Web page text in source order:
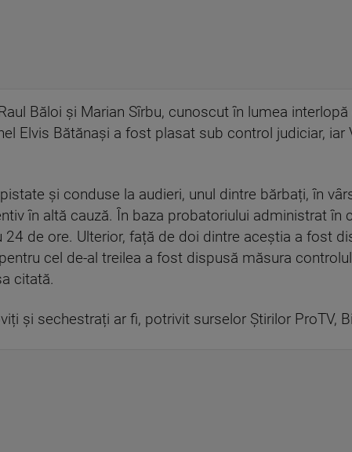
Băloi şi Marian Sîrbu, cunoscut în lumea
Elvis Bătănaşi a fost plasat sub control judiciar,
și conduse la audieri, unul dintre bărbați, în
în altă cauză. În baza probatoriului administrat în
de ore. Ulterior, față de doi dintre aceștia a fost
cel de-al treilea a fost dispusă măsura
citată.
și sechestrați ar fi, potrivit surselor Știrilor ProTV,